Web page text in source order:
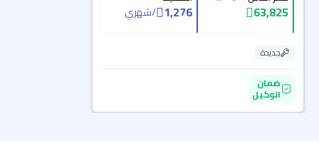
63,825
1,276
/شهري
جديدة
ضمان
الوكيل